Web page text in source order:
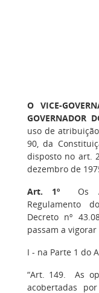
O VICE-
GOVERNADOR
uso de
90, da
disposto no art.
dezembro de
Art. 1º Os
Regulamento
Decreto nº
passam a
I - na Parte 1 do
“Art. 149. As
acobertadas